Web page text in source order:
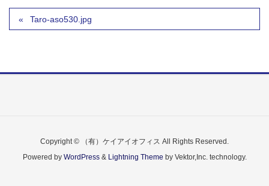
Taro-aso530.jpg
Copyright © （有）ケイアイオフィス All Rights Reserved.
Powered by WordPress& Lightning Theme by Vektor,Inc. technology.